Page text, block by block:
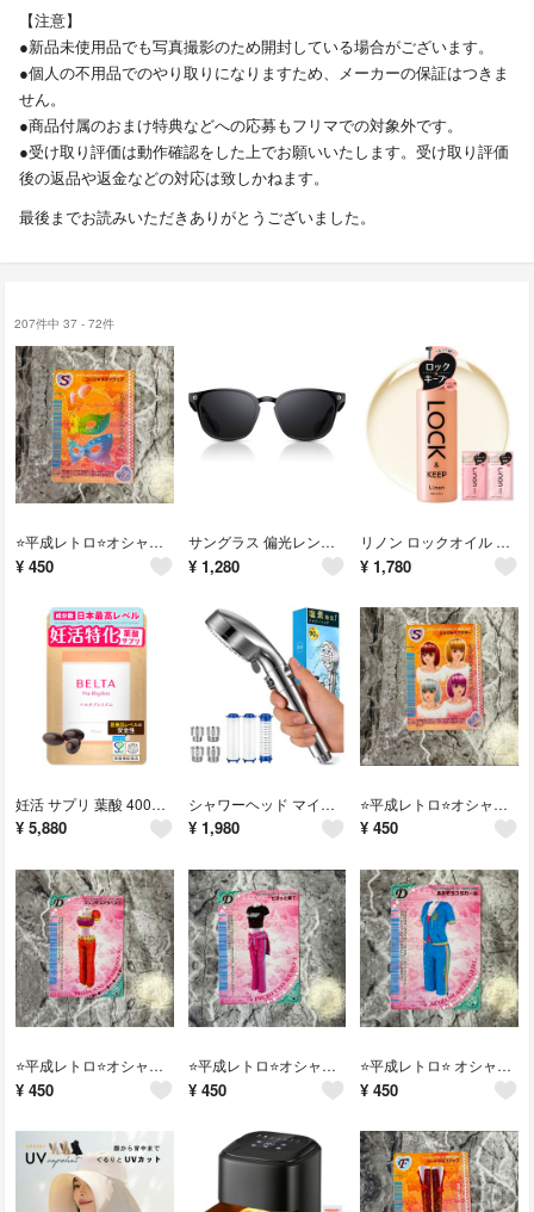
【注意】
●新品未使用品でも写真撮影のため開封している場合がございます。
●個人の不用品でのやり取りになりますため、メーカーの保証はつきま
せん。
●商品付属のおまけ特典などへの応募もフリマでの対象外です。
●受け取り評価は動作確認をした上でお願いいたします。受け取り評価
後の返品や返金などの対応は致しかねます。
最後までお読みいただきありがとうございました。
207件中 37 - 72件
⭐️平成レトロ⭐️オシャレ魔女ラブアンドベリー ゴージャスアイウェア
¥ 450
サングラス 偏光レンズ 紫外線カット 目が疲れない 反射光除去 男女兼用
¥ 1,280
リノン ロックオイル アイロン専用オイル カールキープ スタイリングオイル
¥ 1,780
妊活 サプリ 葉酸 400μg 妊婦 ベルタプレリズム 1袋(90粒 30日分)
¥ 5,880
シャワーヘッド マイクロナノバブル 【塩素除去・9段階水流】 肌ケア 高水圧
¥ 1,980
⭐️平成レトロ⭐️オシャレ魔女ラブアンドベリー ミラクルヘアカラー
¥ 450
⭐️平成レトロ⭐️オシャレ魔女ラブアンドベリー プリンセスアラベスク
¥ 450
⭐️平成レトロ⭐️オシャレ魔女ラブアンドベリー ピチッと黒T
¥ 450
⭐️平成レトロ⭐️ オシャレ魔女ラブアンドベリー あおぞラスタガール
¥ 450